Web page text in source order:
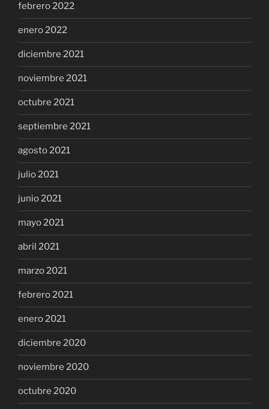
febrero 2022
enero 2022
diciembre 2021
noviembre 2021
octubre 2021
septiembre 2021
agosto 2021
julio 2021
junio 2021
mayo 2021
abril 2021
marzo 2021
febrero 2021
enero 2021
diciembre 2020
noviembre 2020
octubre 2020